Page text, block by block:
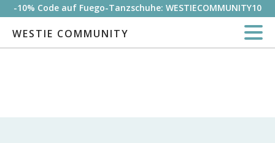
-10% Code auf Fuego-Tanzschuhe: WESTIECOMMUNITY10
WESTIE COMMUNITY